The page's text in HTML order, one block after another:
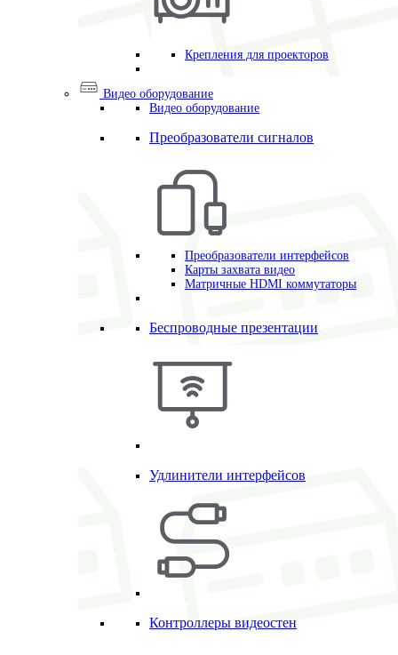
Крепления для проекторов
Видео оборудование
Видео оборудование
Преобразователи сигналов
Преобразователи интерфейсов
Карты захвата видео
Матричные HDMI коммутаторы
Беспроводные презентации
Удлинители интерфейсов
Контроллеры видеостен